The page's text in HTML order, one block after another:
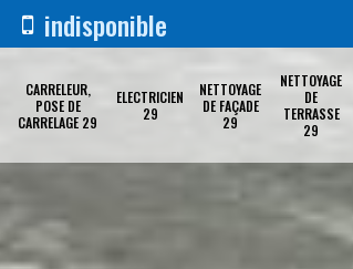
indisponible
CARRELEUR,
POSE DE
CARRELAGE 29
ELECTRICIEN
29
NETTOYAGE
DE FAÇADE
29
NETTOYAGE
DE
TERRASSE
29